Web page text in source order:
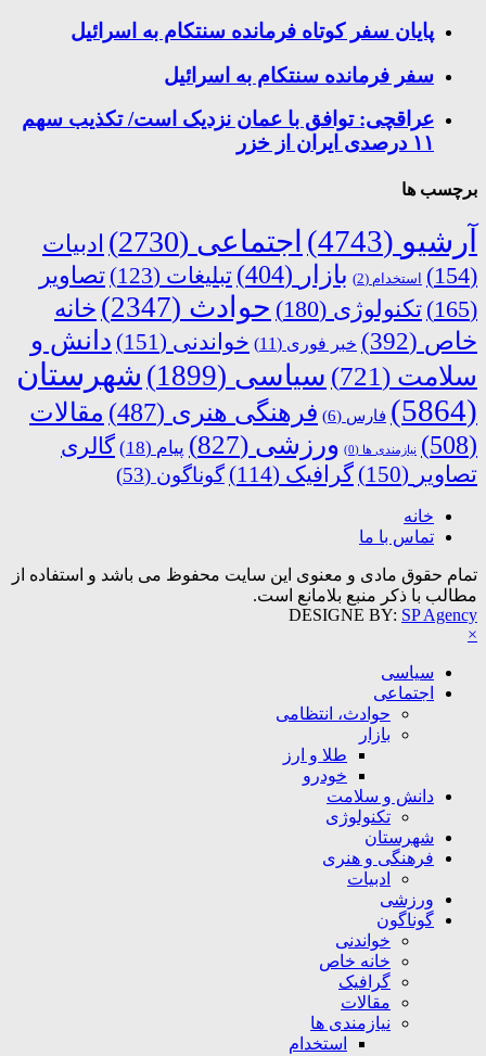
پایان سفر کوتاه فرمانده سنتکام به اسرائیل
سفر فرمانده سنتکام به اسرائیل
عراقچی: توافق با عمان نزدیک است/ تکذیب سهم
۱۱ درصدی ایران از خزر
برچسب ها
آرشیو (4743) اجتماعی (2730)
ادبیات
(154)
استخدام (2) بازار (404) تبلیغات (123)
تصاویر
(165)
تکنولوژی (180) حوادث (2347)
خانه
خاص (392) خبر فوری (11) خواندنی (151)
دانش و
سلامت (721) سیاسی (1899)
شهرستان
(5864)
فارس (6) فرهنگی هنری (487)
مقالات
(508)
نیازمندی ها (0) ورزشی (827) پیام (18)
گالری
تصاویر (150) گرافیک (114) گوناگون (53)
خانه
تماس با ما
تمام حقوق مادی و معنوی این سایت محفوظ می باشد و استفاده از
مطالب با ذکر منبع بلامانع است.
DESIGNE BY: SP Agency
×
سیاسی
اجتماعی
حوادث، انتظامی
بازار
طلا و ارز
خودرو
دانش و سلامت
تکنولوژی
شهرستان
فرهنگی و هنری
ادبیات
ورزشی
گوناگون
خواندنی
خانه خاص
گرافیک
مقالات
نیازمندی ها
استخدام